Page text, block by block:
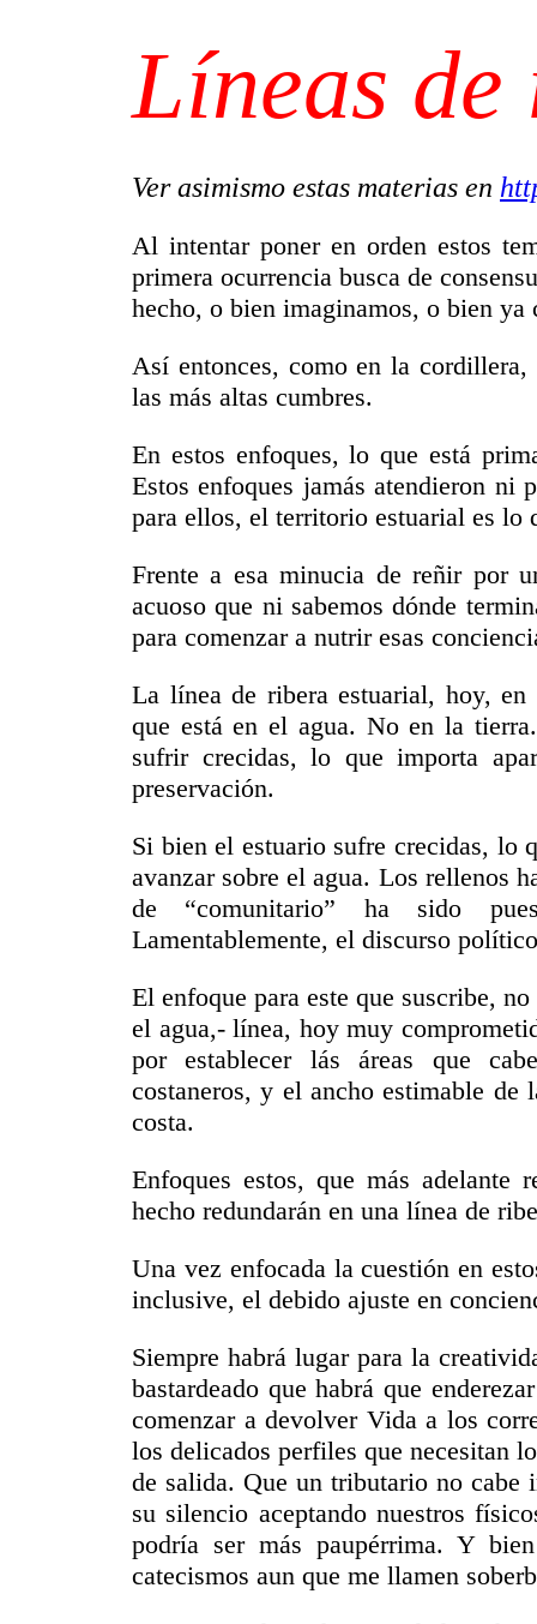
Líneas
Ver asimismo estas materias en
Al intentar poner en orden estos
primera ocurrencia busca de
hecho, o bien imaginamos, o bien ya
Así entonces, como en la
las más altas cumbres.
En estos enfoques, lo que está
Estos enfoques jamás atendieron ni
para ellos, el territorio estuarial es lo
Frente a esa minucia de reñir por
acuoso que ni sabemos dónde
para comenzar a nutrir esas
La línea de ribera estuarial, hoy,
que está en el agua. No en la
sufrir crecidas, lo que importa
preservación.
Si bien el estuario sufre crecidas, lo
avanzar sobre el agua. Los rellenos
de “comunitario” ha sido
Lamentablemente, el discurso
El enfoque para este que suscribe,
el agua,- línea, hoy muy
por establecer lás áreas que
costaneros, y el ancho estimable de
costa.
Enfoques estos, que más adelante
hecho redundarán en una línea de
Una vez enfocada la cuestión en
inclusive, el debido ajuste en
Siempre habrá lugar para la
bastardeado que habrá que
comenzar a devolver Vida a los
los delicados perfiles que necesitan
de salida. Que un tributario no cabe
su silencio aceptando nuestros
podría ser más paupérrima. Y
catecismos aun que me llamen